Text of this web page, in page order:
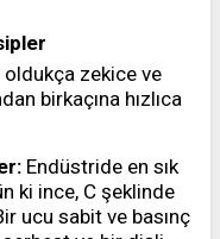
zekice ve
birkaçına hızlıca
Endüstride en sık
ki ince, C şeklinde
ucu sabit ve basınç